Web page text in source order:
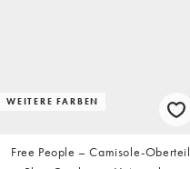
WEITERE FARBEN
Free People – Camisole-Oberteil